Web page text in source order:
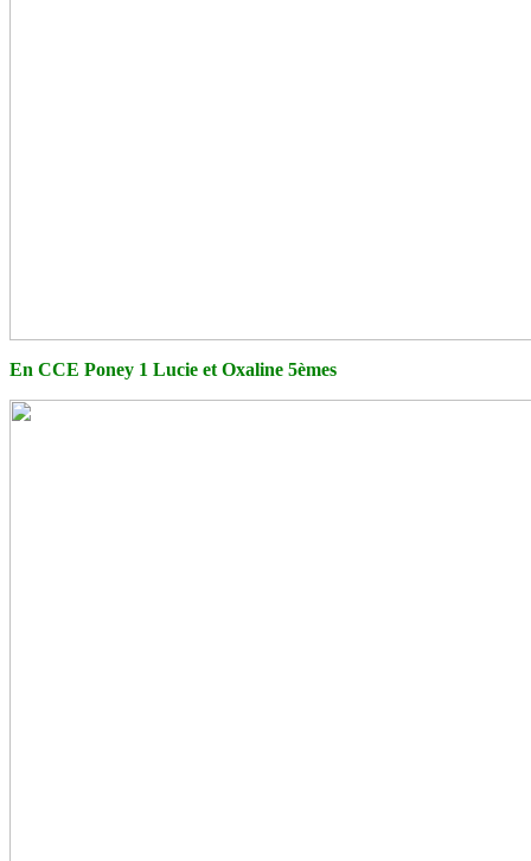
En CCE Poney 1 Lucie et Oxaline 5èmes